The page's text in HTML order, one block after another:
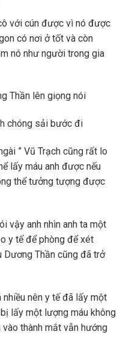
với cún được vì nó được
có nơi ở tốt và còn
nó như người trong gia
Thần lên giọng nói
chóng sải bước đi
” Vũ Trạch cũng rất lo
lấy máu anh được nếu
thể tưởng tượng được
vậy anh nhìn anh ta một
y tế để phòng để xét
Dương Thần cũng đã trở
nên y tế đã lấy một
lấy một lượng máu không
thành mắt vẫn hướng